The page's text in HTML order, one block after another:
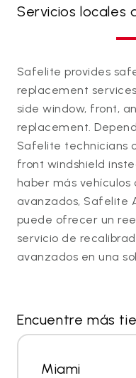
Servicios locales
Safelite provides
replacement
side window, front,
replacement.
Safelite technicians
front windshield
haber más vehículos
avanzados, Safelite
puede ofrecer un
servicio de
avanzados en una
Encuentre más
Miami